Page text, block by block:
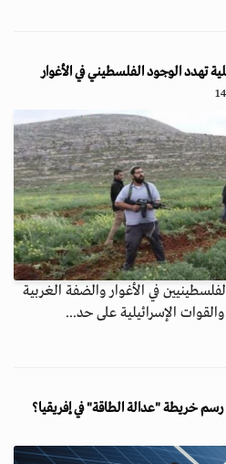
تهدد الوجود الفلسطيني في الأغوار
في الأغوار والضفة الغربية
الإسرائيلية على حد...
خريطة "عدالة الطاقة" في إفريقيا؟